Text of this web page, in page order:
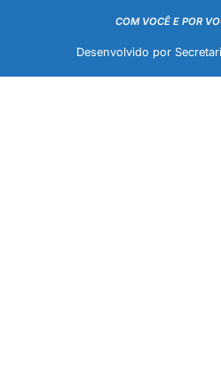
COM VOCÊ E POR
Desenvolvido por